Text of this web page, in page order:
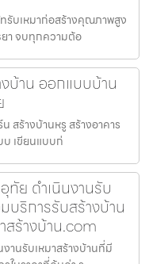
รับเหมาก่อสร้างคุณภาพสูง
า จบทุกความต้อ
บ้าน ออกแบบบ้าน
สร้างบ้านหรู สร้างอาคาร
บ เขียนแบบก่
ทัย ดำเนินงานรับ
บริการรับสร้างบ้าน
สร้างบ้าน.com
านรับเหมาสร้างบ้านที่มี